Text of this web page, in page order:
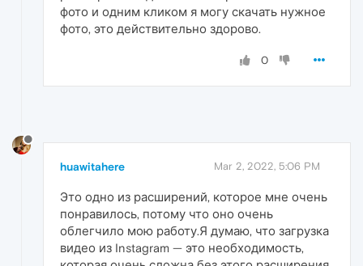
фото и одним кликом я могу скачать нужное
фото, это действительно здорово.
0
huawitahere Mar 2, 2022, 5:06 PM
Это одно из расширений, которое мне очень
понравилось, потому что оно очень
облегчило мою работу.Я думаю, что загрузка
видео из Instagram — это необходимость,